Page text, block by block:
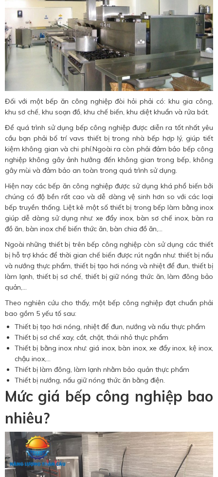
Đối với một bếp ăn công nghiệp đòi hỏi phải có: khu gia công,
khu sơ chế, khu soạn đồ, khu chế biến, khu diệt khuẩn và rửa bát.
Để quá trình sử dụng bếp công nghiệp được diễn ra tốt nhất yêu
cầu bạn phải bố trí vavs thiết bị trong nhà bếp hợp lý, giúp tiết
kiệm không gian và chi phí.Ngoài ra còn phải đảm bảo bếp công
nghiệp không gây ảnh hưởng đến không gian trong bếp, không
gây mùi và đảm bảo an toàn trong quá trình sử dụng.
Hiện nay các bếp ăn công nghiệp được sử dụng khá phổ biến bởi
chúng có độ bền rất cao và dễ dàng vệ sinh hơn so với các loại
bếp truyền thống. Liệt kê một số thiết bị trong bếp làm bằng inox
giúp dễ dàng sử dụng như: xe đẩy inox, bàn sơ chế inox, bàn ra
đồ ăn, bàn inox chế biến thức ăn, bàn chia đồ ăn,…
Ngoài những thiết bị trên bếp công nghiệp còn sử dụng các thiết
bị hỗ trợ khác để thời gian chế biến được rút ngắn như: thiết bị nấu
và nướng thực phẩm, thiết bị tạo hơi nóng và nhiệt để đun, thiết bị
làm lạnh, thiết bị sơ chế, thiết bị giữ nóng thức ăn, làm đông bảo
quản,…
Theo nghiên cứu cho thấy, một bếp công nghiệp đạt chuẩn phải
bao gồm 5 yếu tố sau:
Thiết bị tạo hơi nóng, nhiệt để đun, nướng và nấu thực phẩm
Thiết bị sơ chế xay, cắt, chặt, thái nhỏ thực phẩm
Thiết bị bằng inox như: giá inox, bàn inox, xe đẩy inox, kệ inox,
chậu inox,…
Thiết bị làm đông, làm lạnh nhằm bảo quản thực phẩm
Thiết bị nướng, nấu giữ nóng thức ăn bằng điện.
Mức giá bếp công nghiệp bao
nhiêu?